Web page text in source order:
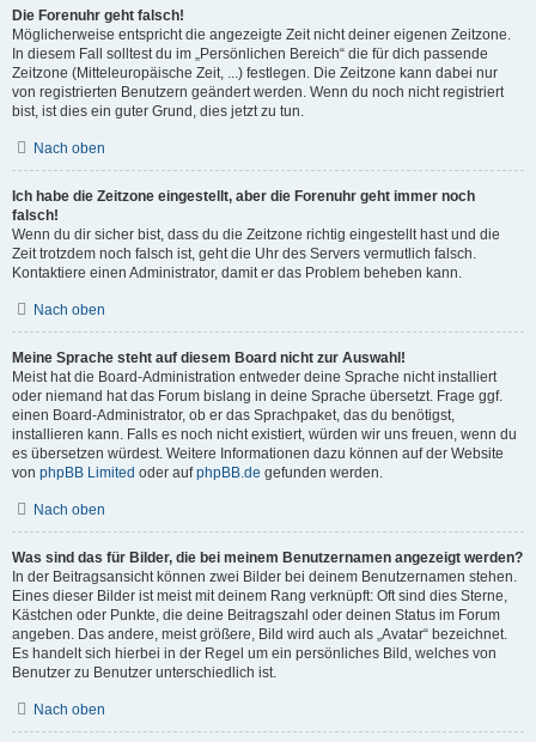
Die Forenuhr geht falsch!
Möglicherweise entspricht die angezeigte Zeit nicht deiner eigenen Zeitzone.
In diesem Fall solltest du im „Persönlichen Bereich“ die für dich passende
Zeitzone (Mitteleuropäische Zeit, ...) festlegen. Die Zeitzone kann dabei nur
von registrierten Benutzern geändert werden. Wenn du noch nicht registriert
bist, ist dies ein guter Grund, dies jetzt zu tun.
Nach oben
Ich habe die Zeitzone eingestellt, aber die Forenuhr geht immer noch
falsch!
Wenn du dir sicher bist, dass du die Zeitzone richtig eingestellt hast und die
Zeit trotzdem noch falsch ist, geht die Uhr des Servers vermutlich falsch.
Kontaktiere einen Administrator, damit er das Problem beheben kann.
Nach oben
Meine Sprache steht auf diesem Board nicht zur Auswahl!
Meist hat die Board-Administration entweder deine Sprache nicht installiert
oder niemand hat das Forum bislang in deine Sprache übersetzt. Frage ggf.
einen Board-Administrator, ob er das Sprachpaket, das du benötigst,
installieren kann. Falls es noch nicht existiert, würden wir uns freuen, wenn du
es übersetzen würdest. Weitere Informationen dazu können auf der Website
von phpBB Limited oder aufphpBB.de gefunden werden.
Nach oben
Was sind das für Bilder, die bei meinem Benutzernamen angezeigt werden?
In der Beitragsansicht können zwei Bilder bei deinem Benutzernamen stehen.
Eines dieser Bilder ist meist mit deinem Rang verknüpft: Oft sind dies Sterne,
Kästchen oder Punkte, die deine Beitragszahl oder deinen Status im Forum
angeben. Das andere, meist größere, Bild wird auch als „Avatar“ bezeichnet.
Es handelt sich hierbei in der Regel um ein persönliches Bild, welches von
Benutzer zu Benutzer unterschiedlich ist.
Nach oben